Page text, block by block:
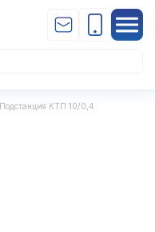
Подстанция КТП 10/0,4